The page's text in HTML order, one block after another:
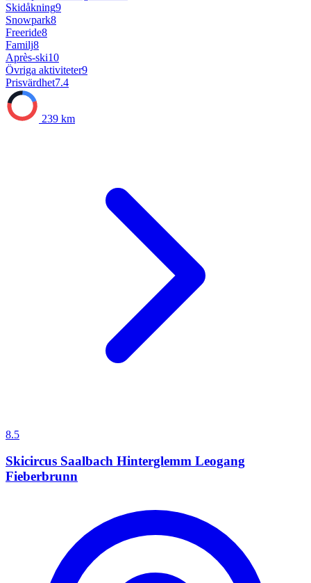
Skidåkning9
Snowpark8
Freeride8
Familj8
Après-ski10
Övriga aktiviteter9
Prisvärdhet7.4
239 km
8.5
Skicircus Saalbach Hinterglemm Leogang
Fieberbrunn